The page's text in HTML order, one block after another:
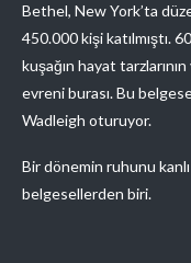
Bethel, New York’ta
450.000 kişi katılmıştı.
kuşağın hayat
evreni burası. Bu
Wadleigh oturuyor.
Bir dönemin ruhunu
belgesellerden biri.